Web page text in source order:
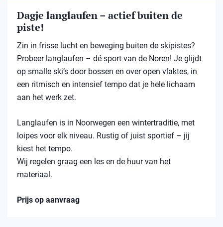
Dagje langlaufen – actief buiten de
piste!
Zin in frisse lucht en beweging buiten de skipistes?
Probeer langlaufen – dé sport van de Noren! Je glijdt
op smalle ski’s door bossen en over open vlaktes, in
een ritmisch en intensief tempo dat je hele lichaam
aan het werk zet.
Langlaufen is in Noorwegen een wintertraditie, met
loipes voor elk niveau. Rustig of juist sportief – jij
kiest het tempo.
Wij regelen graag een les en de huur van het
materiaal.
Prijs op aanvraag